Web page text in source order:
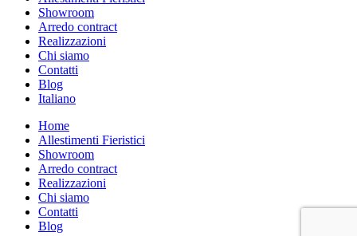
Showroom
Arredo contract
Realizzazioni
Chi siamo
Contatti
Blog
Italiano
Home
Allestimenti Fieristici
Showroom
Arredo contract
Realizzazioni
Chi siamo
Contatti
Blog